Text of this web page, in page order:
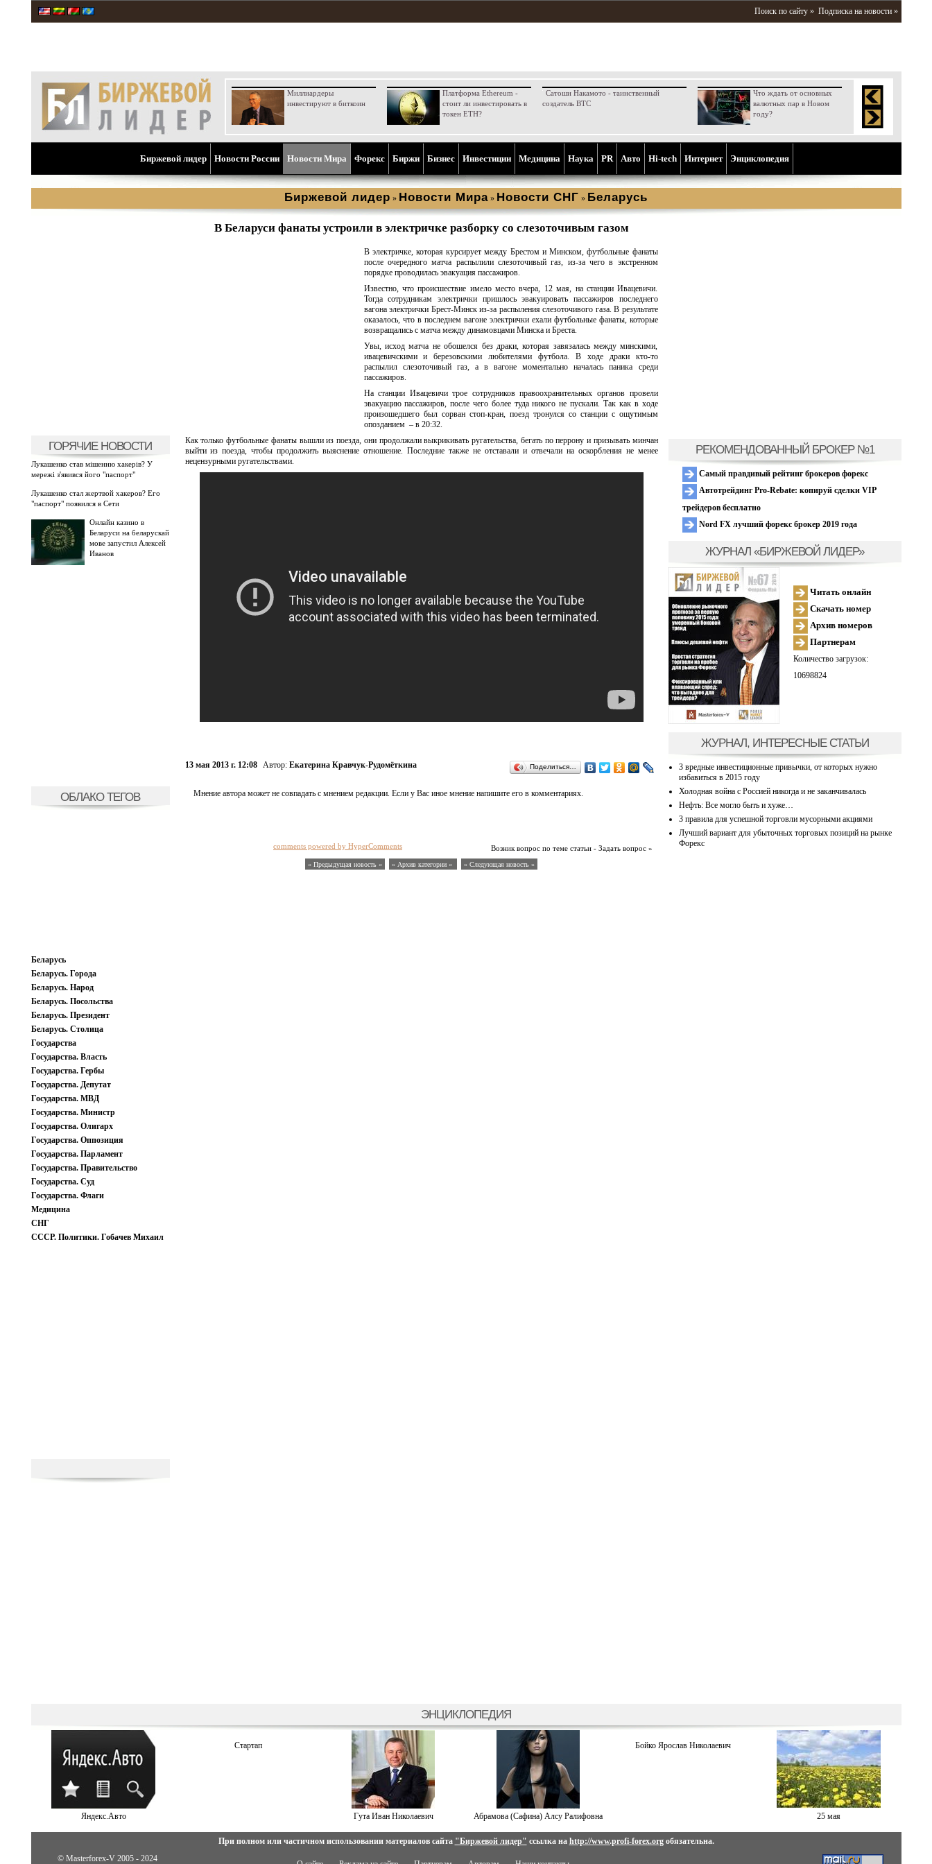
Поиск по сайту » Подписка на новости »
Миллиардеры
инвестируют в биткоин
Платформа Ethereum -
стоит ли инвестировать в
токен ETH?
Сатоши Накамото - таинственный
создатель BTC
Что ждать от основных
валютных пар в Новом
году?
Биржевой лидер Новости России Новости Мира Форекс Биржи Бизнес Инвестиции Медицина Наука PR Aвто Hi-tech Интернет Энциклопедия
Биржевой лидер » Новости Мира » Новости СНГ » Беларусь
ГОРЯЧИЕ НОВОСТИ
Лукашенко став мішенню хакерів? У
мережі з'явився його "паспорт"
Лукашенко стал жертвой хакеров? Его
"паспорт" появился в Сети
Онлайн казино в
Беларуси на беларускай
мове запустил Алексей
Иванов
ОБЛАКО ТЕГОВ
Беларусь
Беларусь. Города
Беларусь. Народ
Беларусь. Посольства
Беларусь. Президент
Беларусь. Столица
Государства
Государства. Власть
Государства. Гербы
Государства. Депутат
Государства. МВД
Государства. Министр
Государства. Олигарх
Государства. Оппозиция
Государства. Парламент
Государства. Правительство
Государства. Суд
Государства. Флаги
Медицина
СНГ
СССР. Политики. Гобачев Михаил
В Беларуси фанаты устроили в электричке разборку со слезоточивым газом
В электричке, которая курсирует между Брестом и Минском, футбольные фанаты
после очередного матча распылили слезоточивый газ, из-за чего в экстренном
порядке проводилась эвакуация пассажиров.
Известно, что происшествие имело место вчера, 12 мая, на станции Ивацевичи.
Тогда сотрудникам электрички пришлось эвакуировать пассажиров последнего
вагона электрички Брест-Минск из-за распыления слезоточивого газа. В результате
оказалось, что в последнем вагоне электрички ехали футбольные фанаты, которые
возвращались с матча между динамовцами Минска и Бреста.
Увы, исход матча не обошелся без драки, которая завязалась между минскими,
ивацевичскими и березовскими любителями футбола. В ходе драки кто-то
распылил слезоточивый газ, а в вагоне моментально началась паника среди
пассажиров.
На станции Ивацевичи трое сотрудников правоохранительных органов провели
эвакуацию пассажиров, после чего более туда никого не пускали. Так как в ходе
произошедшего был сорван стоп-кран, поезд тронулся со станции с ощутимым
опозданием – в 20:32.
Как только футбольные фанаты вышли из поезда, они продолжали выкрикивать ругательства, бегать по перрону и призывать минчан
выйти из поезда, чтобы продолжить выяснение отношение. Последние также не отставали и отвечали на оскорбления не менее
нецензурными ругательствами.
13 мая 2013 г. 12:08 Автор: Екатерина Кравчук-Рудомёткина Поделиться…
Мнение автора может не совпадать с мнением редакции. Если у Вас иное мнение напишите его в комментариях.
Возник вопрос по теме статьи - Задать вопрос »
comments powered by HyperComments
« Предыдущая новость « » Архив категории « » Следующая новость »
РЕКОМЕНДОВАННЫЙ БРОКЕР №1
Самый правдивый рейтинг брокеров форекс
Автотрейдинг Pro-Rebate: копируй сделки VIP
трейдеров бесплатно
Nord FX лучший форекс брокер 2019 года
ЖУРНАЛ «БИРЖЕВОЙ ЛИДЕР»
Читать онлайн
Скачать номер
Архив номеров
Партнерам
Количество загрузок:
10698824
ЖУРНАЛ, ИНТЕРЕСНЫЕ СТАТЬИ
3 вредные инвестиционные привычки, от которых нужно
избавиться в 2015 году
Холодная война с Россией никогда и не заканчивалась
Нефть: Все могло быть и хуже…
3 правила для успешной торговли мусорными акциями
Лучший вариант для убыточных торговых позиций на рынке
Форекс
ЭНЦИКЛОПЕДИЯ
Яндекс.Авто
Стартап
Гута Иван Николаевич Абрамова (Сафина) Алсу Ралифовна
Бойко Ярослав Николаевич
25 мая
При полном или частичном использовании материалов сайта "Биржевой лидер" ссылка на http://www.profi-forex.orgобязательна.
© Masterforex-V 2005 - 2024